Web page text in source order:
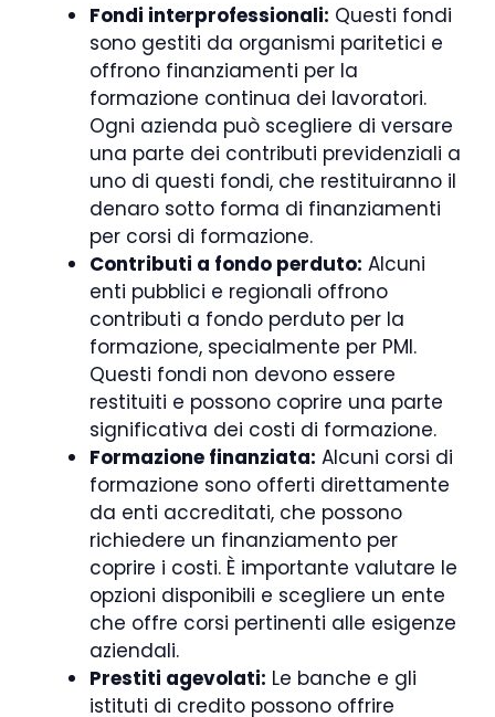
Fondi interprofessionali: Questi fondi
sono gestiti da organismi paritetici e
offrono finanziamenti per la
formazione continua dei lavoratori.
Ogni azienda può scegliere di versare
una parte dei contributi previdenziali a
uno di questi fondi, che restituiranno il
denaro sotto forma di finanziamenti
per corsi di formazione.
Contributi a fondo perduto: Alcuni
enti pubblici e regionali offrono
contributi a fondo perduto per la
formazione, specialmente per PMI.
Questi fondi non devono essere
restituiti e possono coprire una parte
significativa dei costi di formazione.
Formazione finanziata: Alcuni corsi di
formazione sono offerti direttamente
da enti accreditati, che possono
richiedere un finanziamento per
coprire i costi. È importante valutare le
opzioni disponibili e scegliere un ente
che offre corsi pertinenti alle esigenze
aziendali.
Prestiti agevolati: Le banche e gli
istituti di credito possono offrire